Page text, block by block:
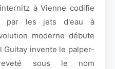
à Vienne codifie
par les jets d'eau à
moderne débute
Guitay invente le palper-
sous le nom